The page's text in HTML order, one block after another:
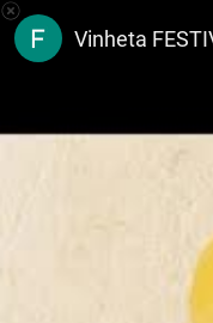
Festival Curta-Se
Vinheta